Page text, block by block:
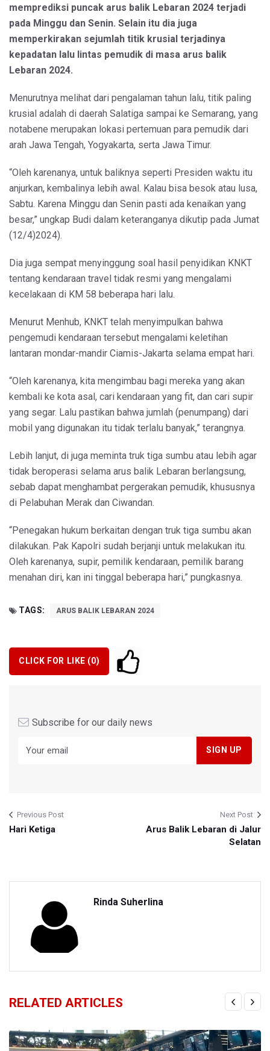
memprediksi puncak arus balik Lebaran 2024 terjadi
pada Minggu dan Senin. Selain itu dia juga
memperkirakan sejumlah titik krusial terjadinya
kepadatan lalu lintas pemudik di masa arus balik
Lebaran 2024.
Menurutnya melihat dari pengalaman tahun lalu, titik paling
krusial adalah di daerah Salatiga sampai ke Semarang, yang
notabene merupakan lokasi pertemuan para pemudik dari
arah Jawa Tengah, Yogyakarta, serta Jawa Timur.
“Oleh karenanya, untuk baliknya seperti Presiden waktu itu
anjurkan, kembalinya lebih awal. Kalau bisa besok atau lusa,
Sabtu. Karena Minggu dan Senin pasti ada kenaikan yang
besar,” ungkap Budi dalam keteranganya dikutip pada Jumat
(12/4)2024).
Dia juga sempat menyinggung soal hasil penyidikan KNKT
tentang kendaraan travel tidak resmi yang mengalami
kecelakaan di KM 58 beberapa hari lalu.
Menurut Menhub, KNKT telah menyimpulkan bahwa
pengemudi kendaraan tersebut mengalami keletihan
lantaran mondar-mandir Ciamis-Jakarta selama empat hari.
“Oleh karenanya, kita mengimbau bagi mereka yang akan
kembali ke kota asal, cari kendaraan yang fit, dan cari supir
yang segar. Lalu pastikan bahwa jumlah (penumpang) dari
mobil yang digunakan itu tidak terlalu banyak,” terangnya.
Lebih lanjut, di juga meminta truk tiga sumbu atau lebih agar
tidak beroperasi selama arus balik Lebaran berlangsung,
sebab dapat menghambat pergerakan pemudik, khususnya
di Pelabuhan Merak dan Ciwandan.
“Penegakan hukum berkaitan dengan truk tiga sumbu akan
dilakukan. Pak Kapolri sudah berjanji untuk melakukan itu.
Oleh karenanya, supir, pemilik kendaraan, pemilik barang
menahan diri, kan ini tinggal beberapa hari,” pungkasnya.
TAGS: ARUS BALIK LEBARAN 2024
CLICK FOR LIKE (0)
Subscribe for our daily news
Previous Post
Hari Ketiga
Next Post
Arus Balik Lebaran di Jalur
Selatan
Rinda Suherlina
RELATED ARTICLES